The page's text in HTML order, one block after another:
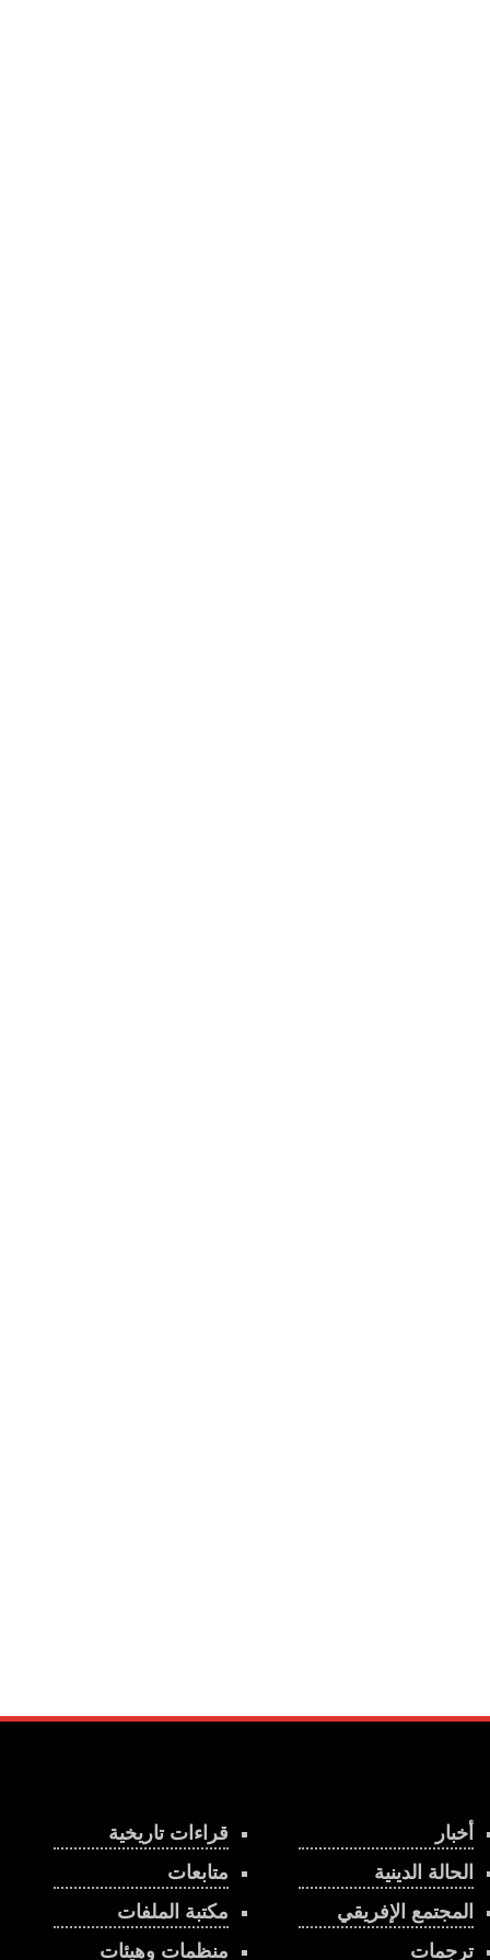
قراءات تاريخية
متابعات
مكتبة الملفات
منظمات وهيئات
أخبار
الحالة الدينية
المجتمع الإفريقي
ترجمات